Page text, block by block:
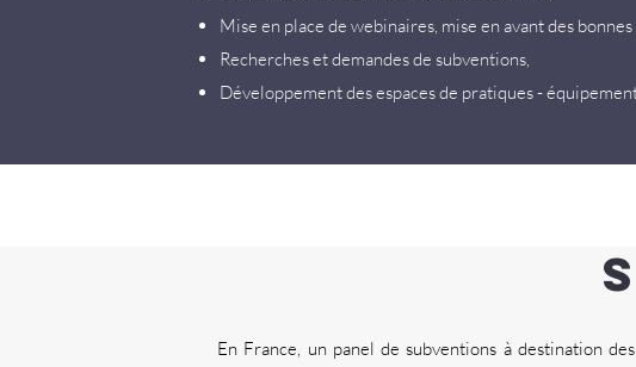
Mise en place de webinaires, mise en avant des
Recherches et demandes de subventions,
Développement des espaces de pratiques -
En France, un panel de subventions à destination